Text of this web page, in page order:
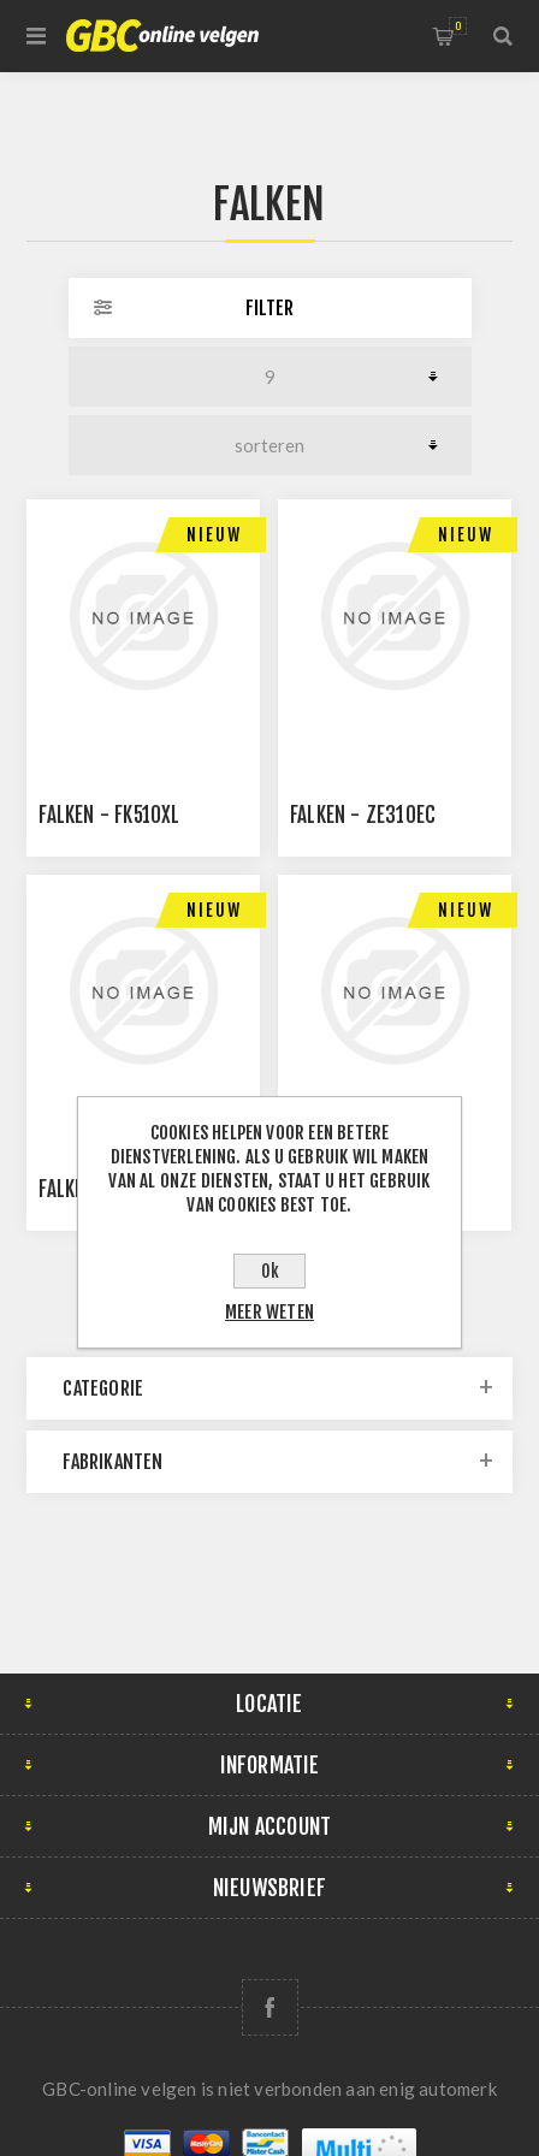
0
FALKEN
FILTER
NIEUW
FALKEN - FK510XL
NIEUW
FALKEN - ZE310EC
NIEUW
FALKEN - ZE914B
NIEUW
FALKEN - ZE914BXL
CATEGORIE
FABRIKANTEN
LOCATIE
INFORMATIE
MIJN ACCOUNT
NIEUWSBRIEF
GBC-online velgen is niet verbonden aan enig automerk
COOKIES HELPEN VOOR EEN BETERE
DIENSTVERLENING. ALS U GEBRUIK WIL MAKEN
VAN AL ONZE DIENSTEN, STAAT U HET GEBRUIK
VAN COOKIES BEST TOE.
Ok
MEER WETEN